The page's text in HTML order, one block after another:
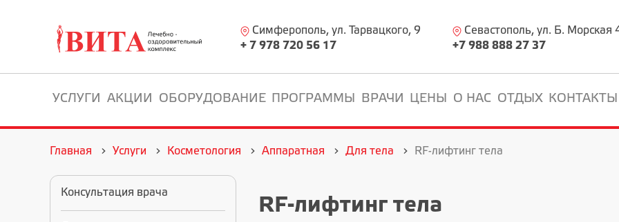
Симферополь, ул. Тарвацкого, 9
+ 7 978 720 56 17
Севастополь, ул. Б. Морская
+7 988 888 27 37
УСЛУГИ АКЦИИ ОБОРУДОВАНИЕ ПРОГРАММЫ ВРАЧИ ЦЕНЫ О НАС ОТДЫХ КОНТАКТЫ
Главная Услуги Косметология Аппаратная Для тела RF-лифтинг тела
Консультация врача
RF-лифтинг тела